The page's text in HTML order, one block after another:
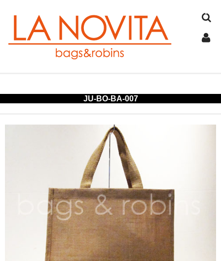
COLD STORAGE BAG
NON WOVBON
JU-BO-BA-007